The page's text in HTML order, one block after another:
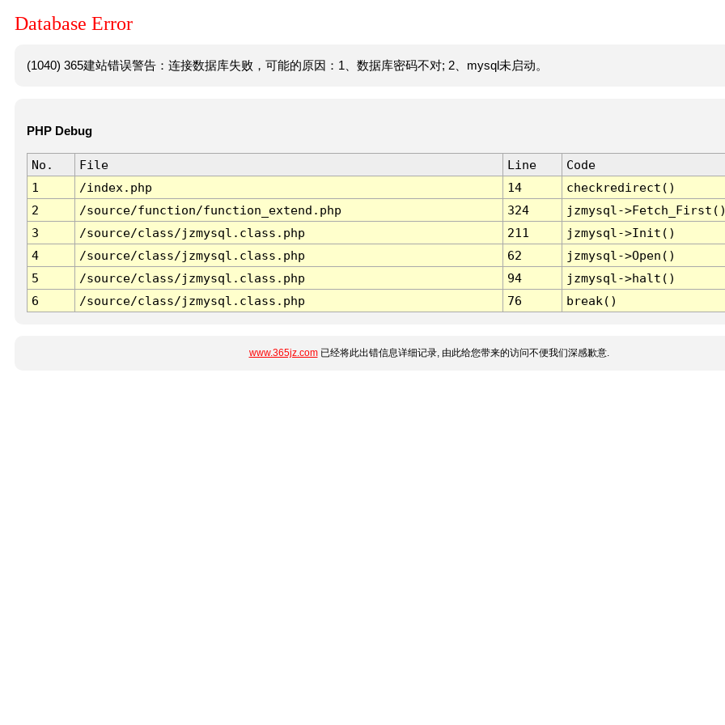
Database Error
(1040) 365建站错误警告：连接数据库失败，可能的原因：1、数据库密码不对; 2、mysql未启动。
PHP Debug
No. File Line
Code
1
/index.php 14
checkredirect()
2
/source/function/function_extend.php 324
jzmysql-
3
/source/class/jzmysql.class.php 211
jzmysql->Init()
4
/source/class/jzmysql.class.php 62
jzmysql->Open()
5
/source/class/jzmysql.class.php 94
jzmysql->halt()
6
/source/class/jzmysql.class.php 76 break()
www.365jz.com已经将此出错信息详细记录, 由此给您带来的访问不便我们深感歉意.